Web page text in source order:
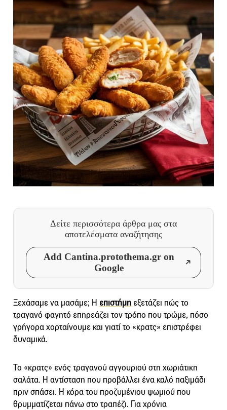
Δείτε περισσότερα άρθρα μας στα
αποτελέσματα αναζήτησης
Add Cantina.protothema.gr on
Google
Ξεχάσαμε να μασάμε; Η επιστήμη εξετάζει πώς το
τραγανό φαγητό επηρεάζει τον τρόπο που τρώμε, πόσο
γρήγορα χορταίνουμε και γιατί το «κρατς» επιστρέφει
δυναμικά.
Το «κρατς» ενός τραγανού αγγουριού στη χωριάτικη
σαλάτα. Η αντίσταση που προβάλλει ένα καλό παξιμάδι
πριν σπάσει. Η κόρα του προζυμένιου ψωμιού που
θρυμματίζεται πάνω στο τραπέζι. Για χρόνια